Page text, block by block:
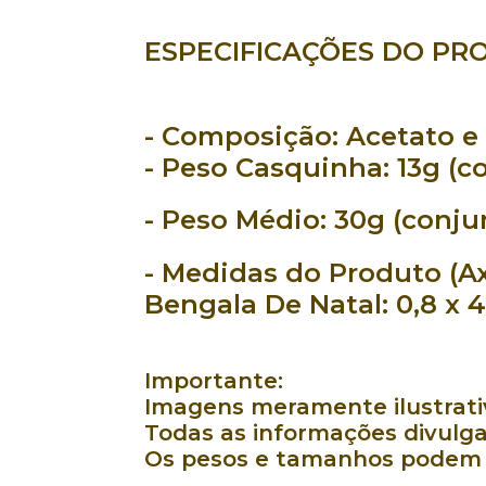
ESPECIFICAÇÕES DO
- Composição: Acetato e
- Peso Casquinha: 13g
- Peso Médio: 30g
- Medidas do Produto
Bengala De Natal: 0,8 x
Importante:
Imagens meramente
Todas as informações
Os pesos e tamanhos